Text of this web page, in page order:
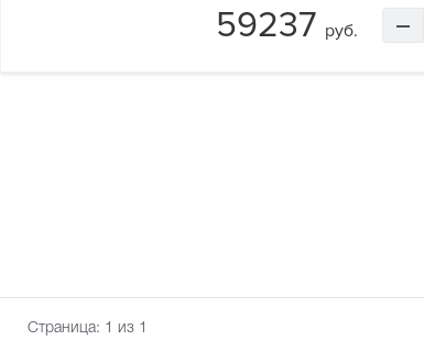
59237 руб.
Страница: 1 из 1